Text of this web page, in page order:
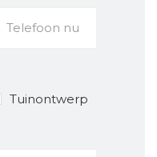
Tuinontwerp